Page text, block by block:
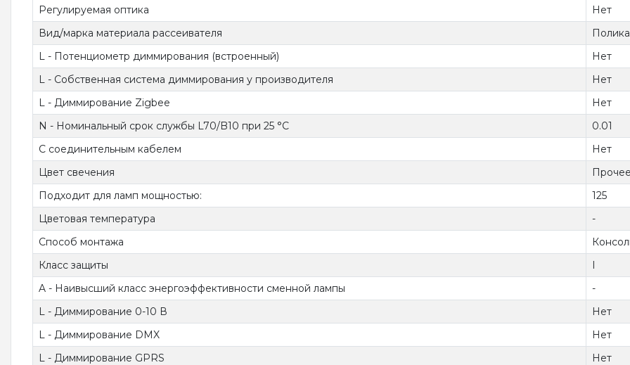
Регулируемая оптика
Нет
Вид/марка материала рассеивателя
L - Потенциометр диммирования (встроенный)
Нет
L - Собственная система диммирования у производителя
Нет
L - Диммирование Zigbee
Нет
N - Номинальный срок службы L70/B10 при 25 °C
0.01
С соединительным кабелем
Нет
Цвет свечения
Прочее
Подходит для ламп мощностью:
125
Цветовая температура
-
Способ монтажа
Класс защиты
I
A - Наивысший класс энергоэффективности сменной лампы
-
L - Диммирование 0-10 В
Нет
L - Диммирование DMX
Нет
L - Диммирование GPRS
Нет